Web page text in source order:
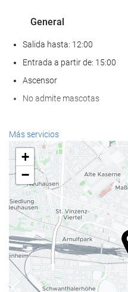
General
Salida hasta: 12:00
Entrada a partir de: 15:00
Ascensor
No admite mascotas
Bienestar
Spa
Hammam
Sauna
Gimnasio
Servicios de recepción
Recepción 24 horas
Guardaequipaje
Más servicios
+
−